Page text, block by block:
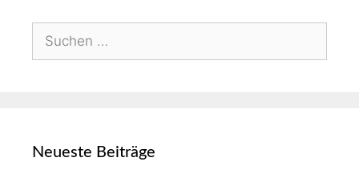
Neueste Beiträge